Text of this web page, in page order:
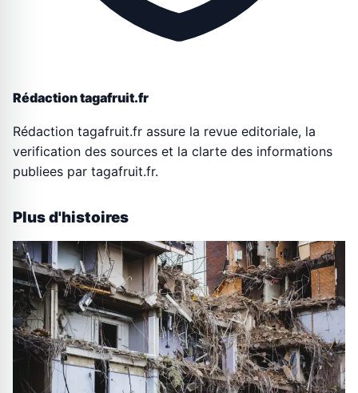
Rédaction tagafruit.fr
Rédaction tagafruit.fr assure la revue editoriale, la
verification des sources et la clarte des informations
publiees par tagafruit.fr.
Plus d'histoires